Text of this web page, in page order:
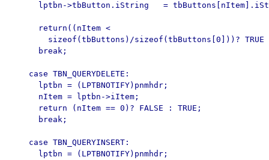
lptbn->tbButton.iString   =
      return((nItem <
sizeof(tbButtons)/sizeof(tbButtons[0]))? TRUE
      break;
    case TBN_QUERYDELETE:
      lptbn = (LPTBNOTIFY)pnmhdr;
      nItem = lptbn->iItem;
      return (nItem == 0)? FALSE : TRUE;
      break;
    case TBN_QUERYINSERT:
      lptbn = (LPTBNOTIFY)pnmhdr;